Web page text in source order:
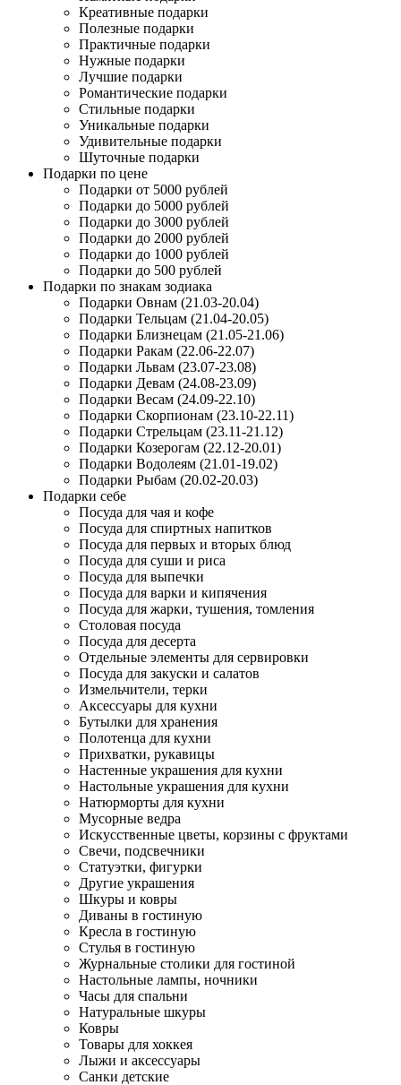
Креативные подарки
Полезные подарки
Практичные подарки
Нужные подарки
Лучшие подарки
Романтические подарки
Стильные подарки
Уникальные подарки
Удивительные подарки
Шуточные подарки
Подарки по цене
Подарки от 5000 рублей
Подарки до 5000 рублей
Подарки до 3000 рублей
Подарки до 2000 рублей
Подарки до 1000 рублей
Подарки до 500 рублей
Подарки по знакам зодиака
Подарки Овнам (21.03-20.04)
Подарки Тельцам (21.04-20.05)
Подарки Близнецам (21.05-21.06)
Подарки Ракам (22.06-22.07)
Подарки Львам (23.07-23.08)
Подарки Девам (24.08-23.09)
Подарки Весам (24.09-22.10)
Подарки Скорпионам (23.10-22.11)
Подарки Стрельцам (23.11-21.12)
Подарки Козерогам (22.12-20.01)
Подарки Водолеям (21.01-19.02)
Подарки Рыбам (20.02-20.03)
Подарки себе
Посуда для чая и кофе
Посуда для спиртных напитков
Посуда для первых и вторых блюд
Посуда для суши и риса
Посуда для выпечки
Посуда для варки и кипячения
Посуда для жарки, тушения, томления
Столовая посуда
Посуда для десерта
Отдельные элементы для сервировки
Посуда для закуски и салатов
Измельчители, терки
Аксессуары для кухни
Бутылки для хранения
Полотенца для кухни
Прихватки, рукавицы
Настенные украшения для кухни
Настольные украшения для кухни
Натюрморты для кухни
Мусорные ведра
Искусственные цветы, корзины с фруктами
Свечи, подсвечники
Статуэтки, фигурки
Другие украшения
Шкуры и ковры
Диваны в гостиную
Кресла в гостиную
Стулья в гостиную
Журнальные столики для гостиной
Настольные лампы, ночники
Часы для спальни
Натуральные шкуры
Ковры
Товары для хоккея
Лыжи и аксессуары
Санки детские